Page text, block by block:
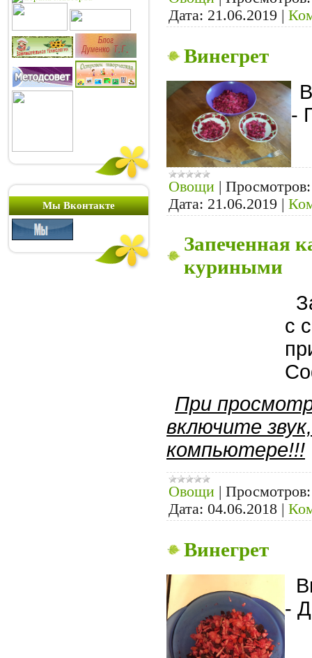
Мы Вконтакте
Дата: 21.06.2019 |
Винегрет
-
Овощи | Просмотров:
Дата: 21.06.2019 |
Запеченная
куриными
с
При
включите
компьютере!!!
Овощи | Просмотров:
Дата: 04.06.2018 |
Винегрет
-